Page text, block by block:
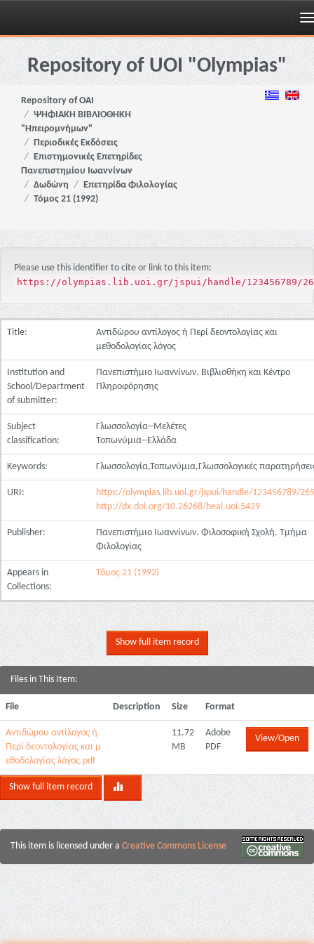
Skip
navigationRepository of UOI "Olympias"
Repository of OAI
ΨΗΦΙΑΚΗ ΒΙΒΛΙΟΘΗΚΗ
"Ηπειρομνήμων"
Περιοδικές Εκδόσεις
Επιστημονικές Επετηρίδες
Πανεπιστημίου Ιωαννίνων
Δωδώνη
Επετηρίδα Φιλολογίας
Τόμος 21 (1992)
Please use this identifier to cite or link to this item:
https://olympias.lib.uoi.gr/jspui/handle/123456789/
Title:
Αντιδώρου αντίλογος ή Περί δεοντολογίας και
μεθοδολογίας λόγος
Institution and
School/Department
of submitter:
Πανεπιστήμιο Ιωαννίνων. Βιβλιοθήκη και Κέντρο
Πληροφόρησης
Subject
classification:
Γλωσσολογία--Μελέτες
Τοπωνύμια--Ελλάδα
Keywords: Γλωσσολογία,Τοπωνύμια,Γλωσσολογικές
URI:
https://olympias.lib.uoi.gr/jspui/handle/123456789/
http://dx.doi.org/10.26268/heal.uoi.5429
Publisher:
Πανεπιστήμιο Ιωαννίνων. Φιλοσοφική Σχολή. Τμήμα
Φιλολογίας
Appears in
Collections:
Τόμος 21 (1992)
Show full item record
Files in This Item:
File Description Size Format
Αντιδώρου αντίλογος ή
Περί δεοντολογίας και μ
εθοδολογίας λόγος.pdf
11.72
MB
Adobe
PDF
View/Open
Show full item record
This item is licensed under a Creative Commons License